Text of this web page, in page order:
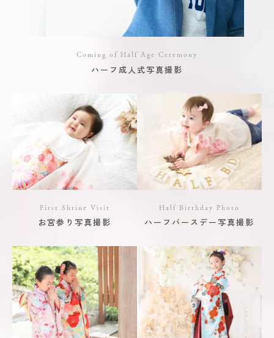
Coming of Half Age Ceremony
ハーフ成人式写真撮影
First Shrine Visit
お宮参り写真撮影
Half Birthday Photo
ハーフバースデー写真撮影